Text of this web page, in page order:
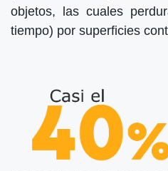
objetos, las cuales
tiempo) por superficies